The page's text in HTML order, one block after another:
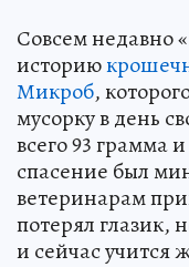
Совсем недавно
историю
Микроб,
мусорку в день
всего 93 грамма
спасение был
ветеринарам
потерял глазик,
и сейчас учится